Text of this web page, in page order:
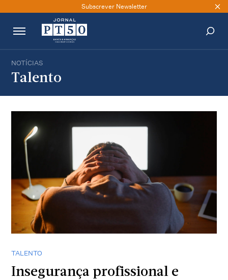
Subscrever Newsletter
NOTÍCIAS
Talento
TALENTO
Insegurança profissional e